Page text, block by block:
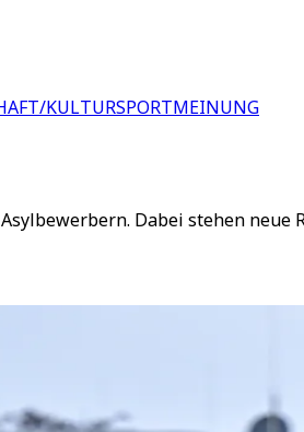
KULTURSPORTMEINUNG
Dabei stehen neue